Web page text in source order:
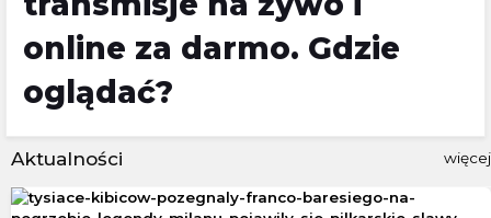
online za darmo. Gdzie
oglądać?
Aktualności więcej